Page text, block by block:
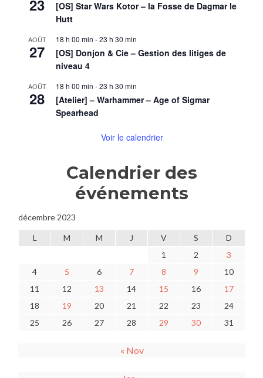
23
[OS] Star Wars Kotor – la Fosse de Dagmar le
Hutt
AOÛT
27
18 h 00 min -23 h 30 min
[OS] Donjon & Cie – Gestion des litiges de
niveau 4
AOÛT
28
18 h 00 min -23 h 30 min
[Atelier] – Warhammer – Age of Sigmar
Spearhead
Voir le calendrier
Calendrier des
événements
décembre 2023
L M M J V S
D
1
2
3
4
5 6 7 8 9
10
11
12 13 14 15 16
17
18
19 20 21 22 23
24
25
26 27 28 29 30 31
« Nov